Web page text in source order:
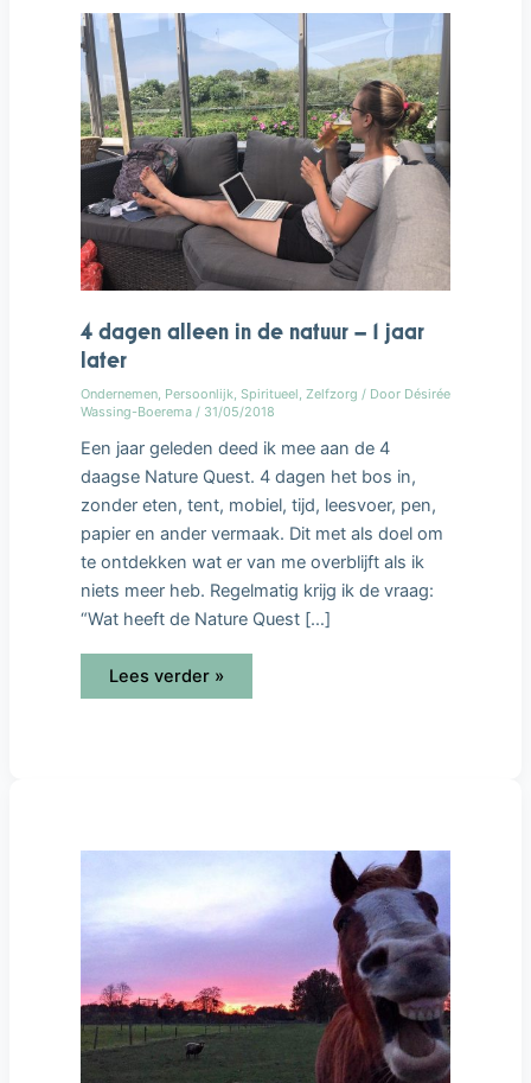
4 dagen alleen in de natuur – 1 jaar
later
Ondernemen, Persoonlijk, Spiritueel, Zelfzorg / Door Désirée
Wassing-Boerema / 31/05/2018
Een jaar geleden deed ik mee aan de 4
daagse Nature Quest. 4 dagen het bos in,
zonder eten, tent, mobiel, tijd, leesvoer, pen,
papier en ander vermaak. Dit met als doel om
te ontdekken wat er van me overblijft als ik
niets meer heb. Regelmatig krijg ik de vraag:
“Wat heeft de Nature Quest […]
de
natuur
–
1
jaar
later
Lees verder »
moeten